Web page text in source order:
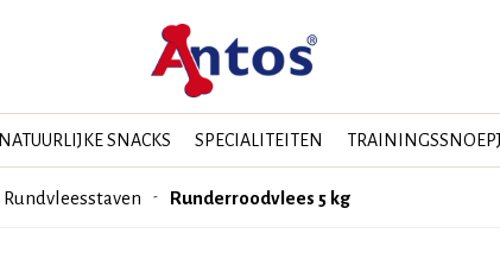
NATUURLIJKE SNACKS SPECIALITEITEN
Rundvleesstaven Runderroodvlees 5 kg